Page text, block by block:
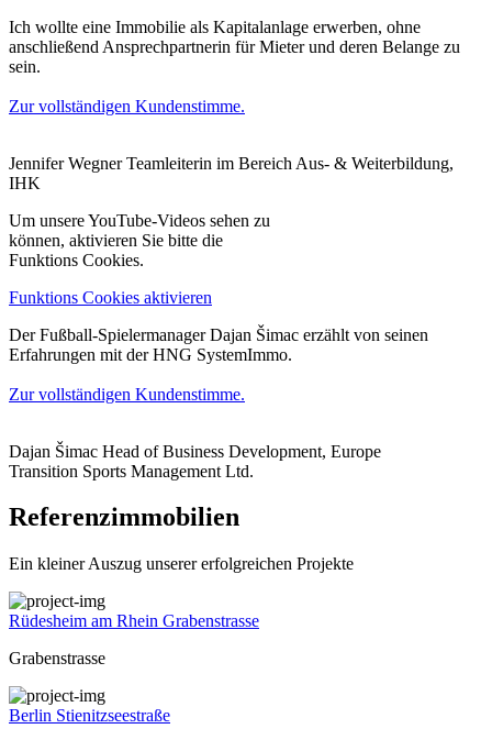
Ich wollte eine Immobilie als Kapitalanlage erwerben, ohne
anschließend Ansprechpartnerin für Mieter und deren Belange zu
sein.
Zur vollständigen Kundenstimme.
Jennifer WegnerTeamleiterin im Bereich Aus- & Weiterbildung,
IHK
Um unsere YouTube-Videos sehen zu
können, aktivieren Sie bitte die
Funktions Cookies.
Funktions Cookies aktivieren
Der Fußball-Spielermanager Dajan Šimac erzählt von seinen
Erfahrungen mit der HNG SystemImmo.
Zur vollständigen Kundenstimme.
Dajan Šimac Head of Business Development, Europe
Transition Sports Management Ltd.
Referenzimmobilien
Ein kleiner Auszug unserer erfolgreichen Projekte
Rüdesheim am Rhein Grabenstrasse
Grabenstrasse
Berlin Stienitzseestraße